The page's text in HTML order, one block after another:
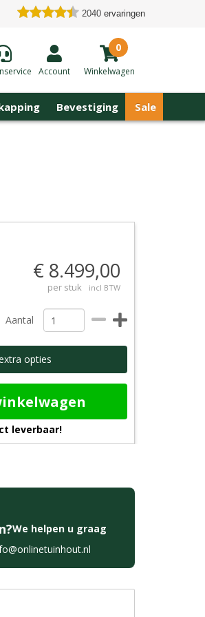
2040 ervaringen
Account
0
Winkelwagen
Bevestiging Sale
€ 8.499,00
per stuk incl BTW
Aantal
opties
leverbaar!
We helpen u graag